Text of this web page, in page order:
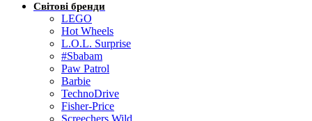
Світові бренди
LEGO
Hot Wheels
L.O.L. Surprise
#Sbabam
Paw Patrol
Barbie
TechnoDrive
Fisher-Price
Screechers Wild